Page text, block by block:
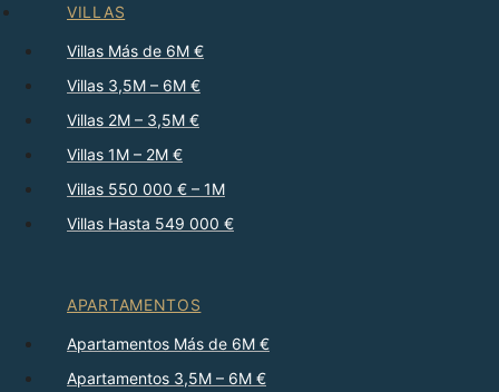
VILLAS
Villas Más de 6M €
Villas 3,5M – 6M €
Villas 2M – 3,5M €
Villas 1M – 2M €
Villas 550 000 € – 1M
Villas Hasta 549 000 €
APARTAMENTOS
Apartamentos Más de 6M €
Apartamentos 3,5M – 6M €